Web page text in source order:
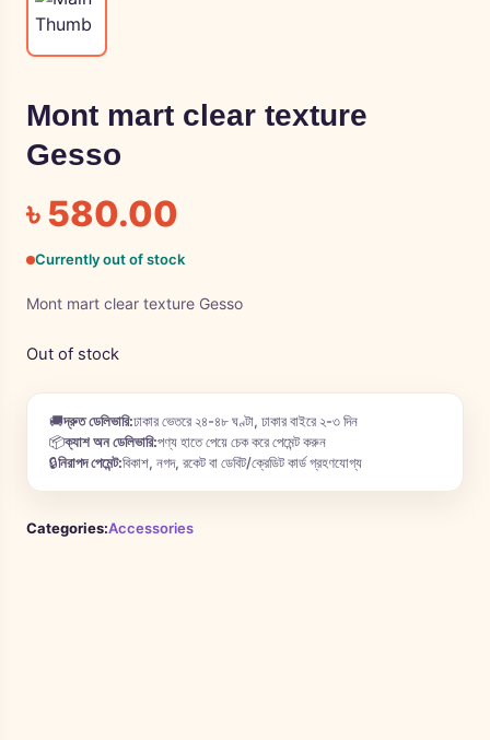
Mont mart clear texture
Gesso
৳580.00
Currently out of stock
Mont mart clear texture Gesso
Out of stock
🚚দ্রুত ডেলিভারি:ঢাকার ভেতরে ২৪-৪৮ ঘণ্টা, ঢাকার বাইরে ২-৩ দিন
📦ক্যাশ অন ডেলিভারি:পণ্য হাতে পেয়ে চেক করে পেমেন্ট করুন
🔒নিরাপদ পেমেন্ট:বিকাশ, নগদ, রকেট বা ডেবিট/ক্রেডিট কার্ড গ্রহণযোগ্য
Categories:Accessories